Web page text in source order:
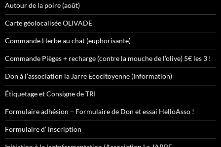
Autour de la poire (août)
Carte géolocalisée OLIVADE
Commande Herbe au chat (euphorisante)
Commande Pièges + recharge (contre la mouche de l’olive) 5€ les 3 !
Don à l’association la Jarre Écocitoyenne (Information)
Étiquetage et Consigne de TRI
Formulaire adhésion – Formulaire de Don et essai HelloAsso !
Formulaire d’ inscription